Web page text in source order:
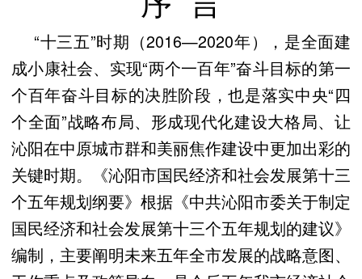
“十三五”时期（2016—2020年），是全面建
成小康社会、实现“两个一百年”奋斗目标的第一
个百年奋斗目标的决胜阶段，也是落实中央“四
个全面”战略布局、形成现代化建设大格局、让
沁阳在中原城市群和美丽焦作建设中更加出彩的
关键时期。《沁阳市国民经济和社会发展第十三
个五年规划纲要》根据《中共沁阳市委关于制定
国民经济和社会发展第十三个五年规划的建议》
编制，主要阐明未来五年全市发展的战略意图、